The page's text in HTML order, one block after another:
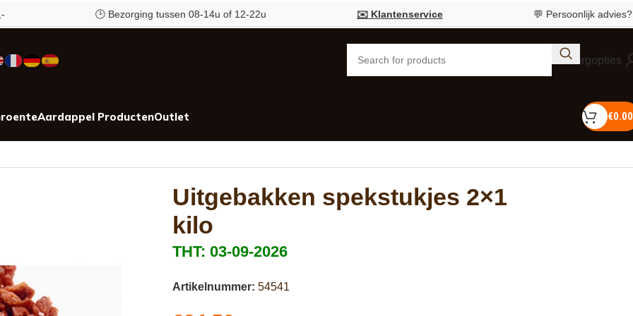
🕒 Bezorging tussen 08-14u of 12-22u ✉️ Klantenservice 💬 Persoonlijk advies?Bel
Bezorgopties
Aardappel ProductenOutlet €0.00
Uitgebakken spekstukjes 2×1
kilo
THT: 03-09-2026
Artikelnummer: 54541